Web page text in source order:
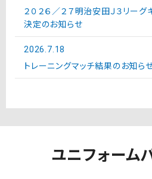
２０２６／２７明治安田Ｊ３リーグ
決定のお知らせ
2026.7.18
トレーニングマッチ結果のお知ら
ユニフォーム